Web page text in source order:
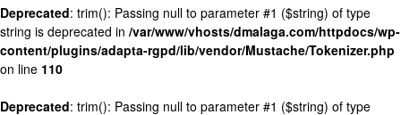
Deprecated: trim(): Passing null to parameter #1 ($string) of type
string is deprecated in /var/www/vhosts/dmalaga.com/httpdocs/wp-
content/plugins/adapta-rgpd/lib/vendor/Mustache/Tokenizer.php
on line 110
Deprecated: trim(): Passing null to parameter #1 ($string) of type